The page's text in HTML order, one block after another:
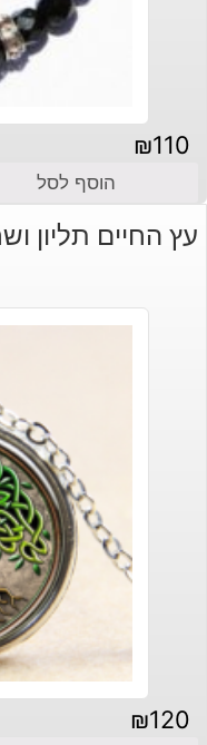
₪110
הוסף לסל
עץ החיים תליון
₪120